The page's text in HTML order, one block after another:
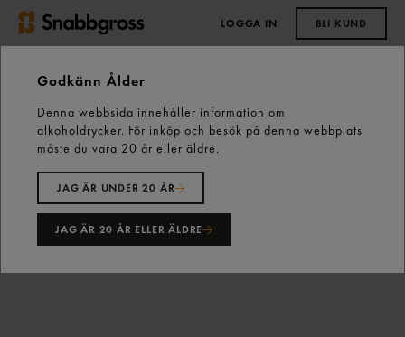
LOGGA IN BLI KUND
Start Vårt sortiment Ost, Mejeri & Ägg
Skivad & Riven Ost
Godkänn Ålder
Denna webbsida innehåller information om
alkoholdrycker. För inköp och besök på denna webbplats
måste du vara 20 år eller äldre.
JAG ÄR UNDER 20 ÅR
JAG ÄR 20 ÅR ELLER ÄLDRE